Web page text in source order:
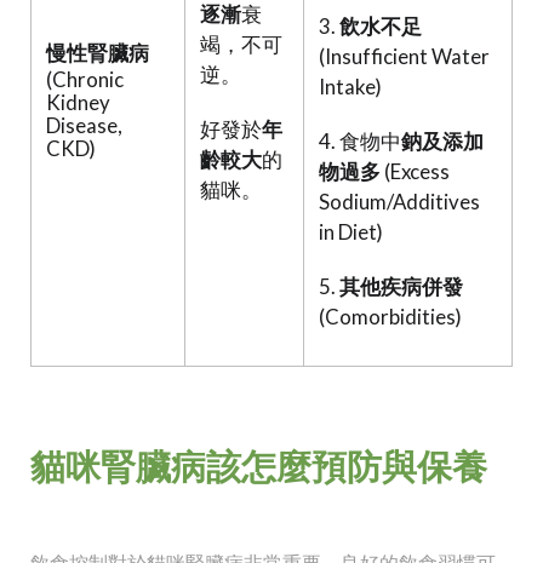
慢性腎臟病
(Chronic
Kidney
Disease,
CKD)
逐漸衰
竭，不可
逆。
好發於年
齡較大的
貓咪。
3.飲水不足
(Insufficient Water
Intake)
4. 食物中鈉及添加
物過多 (Excess
Sodium/Additives
in Diet)
5.其他疾病併發
(Comorbidities)
貓咪腎臟病該怎麼預防與保養